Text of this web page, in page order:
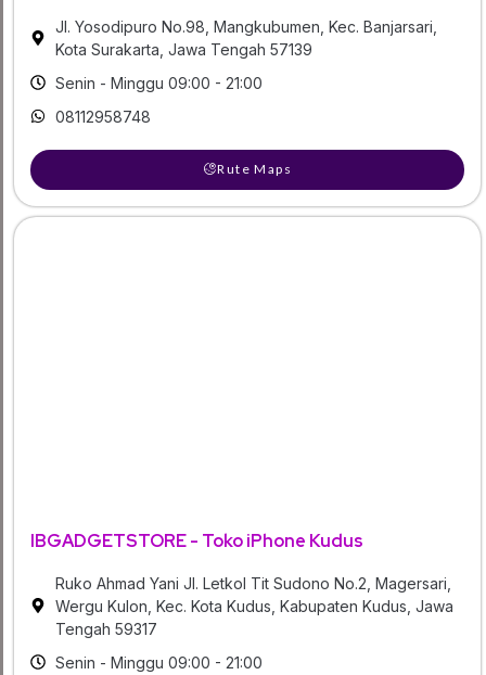
Jl. Yosodipuro No.98, Mangkubumen, Kec. Banjarsari,
Kota Surakarta, Jawa Tengah 57139
Senin - Minggu 09:00 - 21:00
08112958748
Rute Maps
IBGADGETSTORE - Toko iPhone Kudus
Ruko Ahmad Yani Jl. Letkol Tit Sudono No.2, Magersari,
Wergu Kulon, Kec. Kota Kudus, Kabupaten Kudus, Jawa
Tengah 59317
Senin - Minggu 09:00 - 21:00